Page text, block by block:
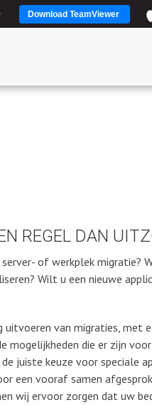
Download TeamViewer
REGEL DAN
of werkplek
Wilt u een nieuwe
van migraties, met
mogelijkheden die er zijn
juiste keuze voor speciale
een vooraf samen
wij ervoor zorgen dat uw